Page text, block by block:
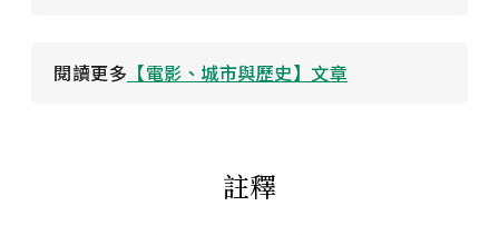
閱讀更多 【電影、城市與歷史】文章
註釋